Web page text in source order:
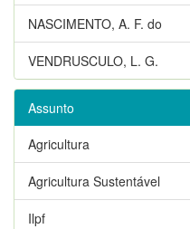
NASCIMENTO, A. F. do
VENDRUSCULO, L. G.
Assunto
Agricultura
Agricultura Sustentável
Ilpf